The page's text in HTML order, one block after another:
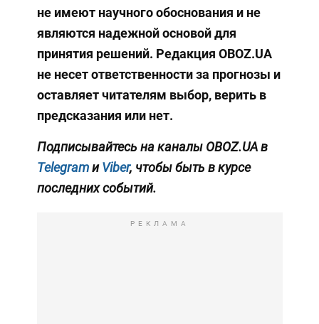
не имеют научного обоснования и не
являются надежной основой для
принятия решений. Редакция OBOZ.UA
не несет ответственности за прогнозы и
оставляет читателям выбор, верить в
предсказания или нет.
Подписывайтесь на каналы OBOZ.UA в
TelegramиViber, чтобы быть в курсе
последних событий.
РЕКЛАМА